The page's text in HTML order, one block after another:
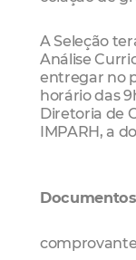
A Seleção
Análise
entregar no
horário das
Diretoria de
IMPARH, a